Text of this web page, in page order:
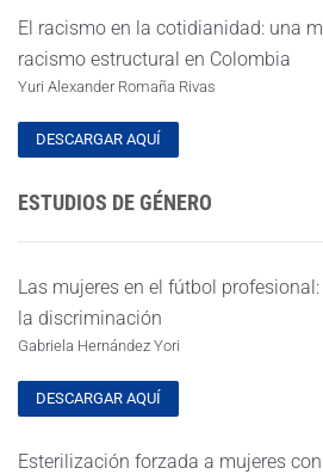
El racismo en la cotidianidad: una
racismo estructural en Colombia
Yuri Alexander Romaña Rivas
DESCARGAR AQUÍ
ESTUDIOS DE GÉNERO
Las mujeres en el fútbol
la discriminación
Gabriela Hernández Yori
DESCARGAR AQUÍ
Esterilización forzada a mujeres